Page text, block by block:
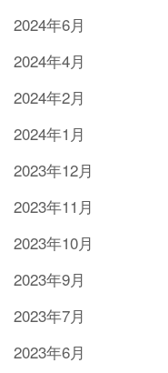
2024年6月
2024年4月
2024年2月
2024年1月
2023年12月
2023年11月
2023年10月
2023年9月
2023年7月
2023年6月